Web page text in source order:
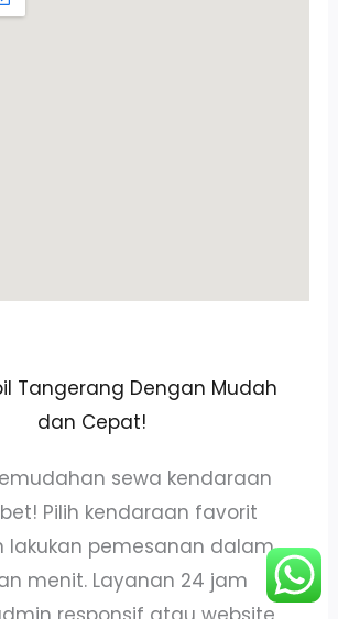
Tangerang Dengan Mudah
dan Cepat!
sewa kendaraan
Pilih kendaraan favorit
lakukan pemesanan dalam
menit. Layanan 24 jam